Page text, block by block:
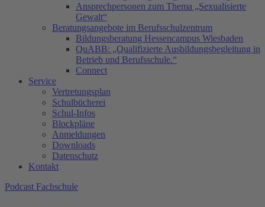
Ansprechpersonen zum Thema „Sexualisierte
Gewalt“
Beratungsangebote im Berufsschulzentrum
Bildungsberatung Hessencampus Wiesbaden
QuABB: „Qualifizierte Ausbildungsbegleitung in
Betrieb und Berufsschule.“
Connect
Service
Vertretungsplan
Schulbücherei
Schul-Infos
Blockpläne
Anmeldungen
Downloads
Datenschutz
Kontakt
Podcast Fachschule